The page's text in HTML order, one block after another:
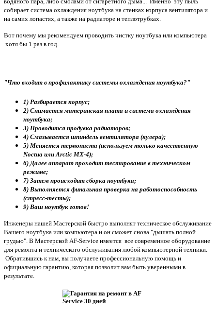
собирает система охлаждения ноутбука на стенках корпуса вентилятора и
на самих лопастях, а также на радиаторе и теплотрубках.
Вот почему мы рекомендуем проводить чистку ноутбука или компьютера
хотя бы 1 раз в год.
"Что входит в профилактику системы охлаждения ноутбука?"
1) Разбирается корпус;
2) Снимается материнская плата и система охлаждения
ноутбука;
3) Проводится продувка радиаторов;
4) Смазывается шпиндель вентилятора (кулера);
5) Меняется термопаста (используем только качественную
Noctua или Arctic MX-4);
6) Далее аппарат проходит тестирование в техническом
режиме;
7) Затем происходит сборка ноутбука;
8) Выполняется финальная проверка на работоспособность
(стресс-тесты);
9) Ваш ноутбук готов!
Инженеры нашей Мастерской быстро выполнят техническое обслуживание
Вашего ноутбука или компьютера и он сможет снова "дышать полной
грудью". В Мастерской AF-Service имеется все современное оборудование
для ремонта и технического обслуживания любой компьютерной техники.
Обратившись к нам, вы получаете профессиональную помощь и
официальную гарантию, которая позволит вам быть уверенными в
результате.